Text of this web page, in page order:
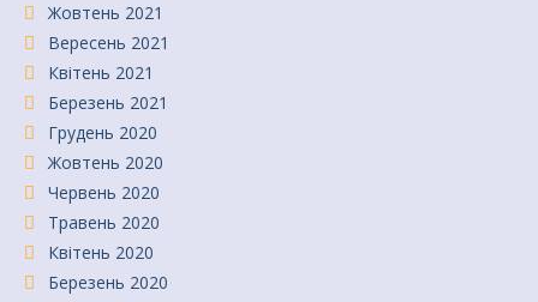
Жовтень 2021
Вересень 2021
Квітень 2021
Березень 2021
Грудень 2020
Жовтень 2020
Червень 2020
Травень 2020
Квітень 2020
Березень 2020